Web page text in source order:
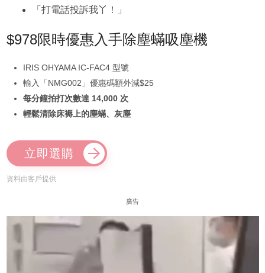
「打電話投訴我丫！」
$978限時優惠入手除塵蟎吸塵機
IRIS OHYAMA IC-FAC4 型號
輸入「NMG002」優惠碼額外減$25
每分鐘拍打次數達 14,000 次
輕鬆清除床褥上的塵蟎、灰塵
立即選購
資料由客戶提供
廣告